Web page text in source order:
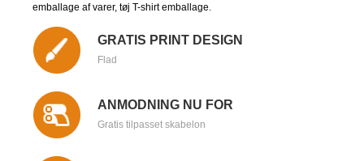
emballage af varer, tøj T-shirt emballage.
GRATIS PRINT DESIGN
Flad
ANMODNING NU FOR
Gratis tilpasset skabelon